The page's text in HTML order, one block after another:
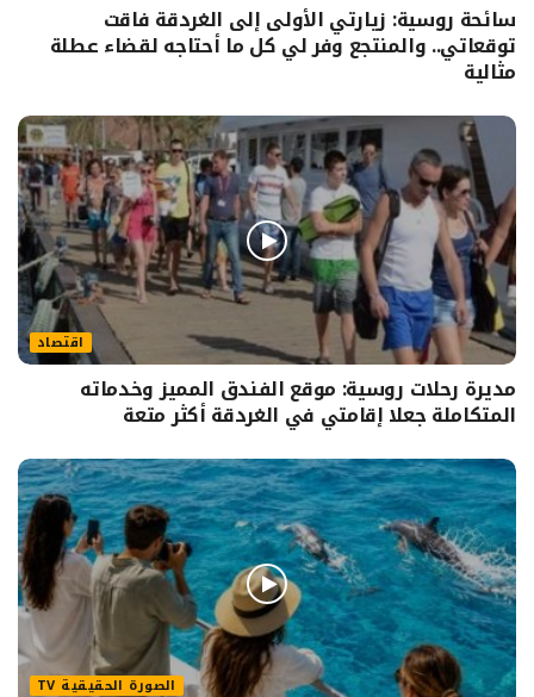
سائحة روسية: زيارتي الأولى إلى الغردقة فاقت
توقعاتي.. والمنتجع وفر لي كل ما أحتاجه لقضاء عطلة
مثالية
اقتصاد
مديرة رحلات روسية: موقع الفندق المميز وخدماته
المتكاملة جعلا إقامتي في الغردقة أكثر متعة
الصورة الحقيقية TV